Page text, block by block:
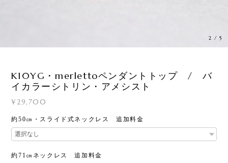
3 /5
K10YG・merlettoペンダントトップ / バ
イカラーシトリン・アメシスト
¥29,700
約50㎝・スライド式ネックレス 追加料金
約71㎝ネックレス 追加料金